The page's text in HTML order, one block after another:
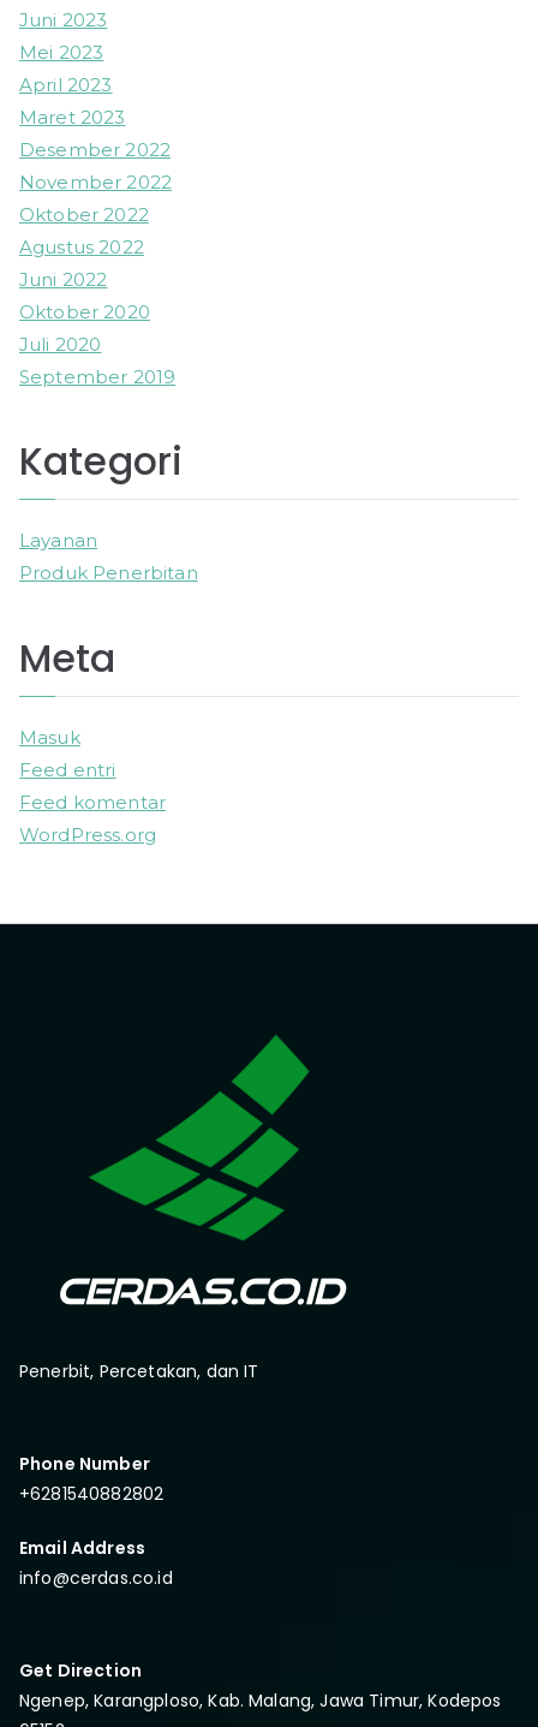
Juni 2023
Mei 2023
April 2023
Maret 2023
Desember 2022
November 2022
Oktober 2022
Agustus 2022
Juni 2022
Oktober 2020
Juli 2020
September 2019
Kategori
Layanan
Produk Penerbitan
Meta
Masuk
Feed entri
Feed komentar
WordPress.org
Penerbit, Percetakan, dan IT
Phone Number
+6281540882802
Email Address
info@cerdas.co.id
Get Direction
Ngenep, Karangploso, Kab. Malang, Jawa Timur, Kodepos